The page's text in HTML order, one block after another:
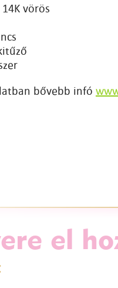
vörös
bővebb infó
el